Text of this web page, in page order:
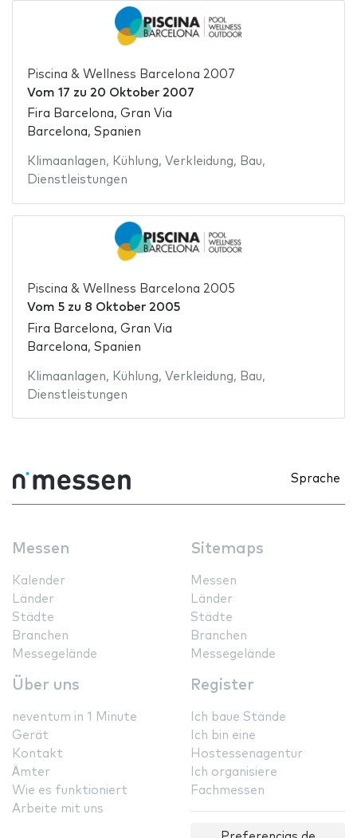
Piscina & Wellness Barcelona 2007
Vom 17 zu 20 Oktober 2007
Fira Barcelona, Gran Via
Barcelona, Spanien
Klimaanlagen, Kühlung, Verkleidung, Bau,
Dienstleistungen
Piscina & Wellness Barcelona 2005
Vom 5zu 8 Oktober 2005
Fira Barcelona, Gran Via
Barcelona, Spanien
Klimaanlagen, Kühlung, Verkleidung, Bau,
Dienstleistungen
Sprache
Messen
Kalender
Länder
Städte
Branchen
Messegelände
Sitemaps
Messen
Länder
Städte
Branchen
Messegelände
Über uns
neventum in 1 Minute
Gerät
Kontakt
Ämter
Wie es funktioniert
Arbeite mit uns
Register
Ich baue Stände
Ich bin eine
Hostessenagentur
Ich organisiere
Fachmessen